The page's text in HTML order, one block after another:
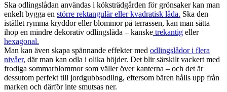
Ska odlingslådan användas i köksträdgården för grönsaker kan man
enkelt bygga en större rektangulär eller kvadratisk låda. Ska den
istället rymma kryddor eller blommor på terrassen, kan man sätta
ihop en mindre dekorativ odlingslåda – kanske trekantig eller
hexagonal.
Man kan även skapa spännande effekter med odlingslådor i flera
nivåer, där man kan odla i olika höjder. Det blir särskilt vackert med
frodiga sommarblommor som väller över kanterna – och det är
dessutom perfekt till jordgubbsodling, eftersom bären hålls upp från
marken och därför inte smutsas ner.